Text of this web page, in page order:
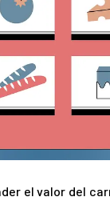
el valor del